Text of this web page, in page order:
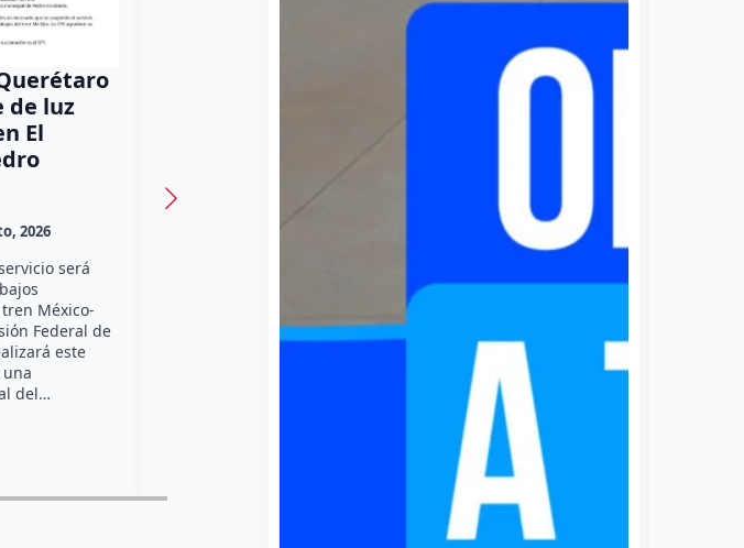
de luz
El
2026
será
México-
Federal de
este
del…
Habitantes de la comunidad de
Tzibanzá hicieron un llamado
afecta a la localidad desde…
UAQ y AMEQ evalúan
Daniel Rico 7 agosto, 2026
Querétaro (UAQ) y la Agencia de
para ampliar la cobertura del
transporte público que utiliza la
comunidad universitaria.…
VER MÁS